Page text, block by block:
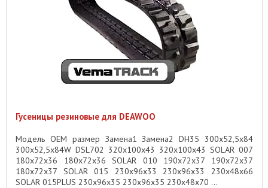
Гусеницы резиновые для DEAWOO
Модель OEM размер Замена1 Замена2 DH35 300x52,5x84
300x52,5x84W DSL702 320x100x43 320x100x43 SOLAR 007
180x72x36 180x72x36 SOLAR 010 190x72x37 190x72x37
180x72x37 SOLAR 015 230x96x33 230x96x33 230x48x66
SOLAR 015PLUS 230x96x35 230x96x35 230x48x70 ...